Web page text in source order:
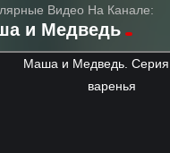
Видео На Канале:
и Медведь